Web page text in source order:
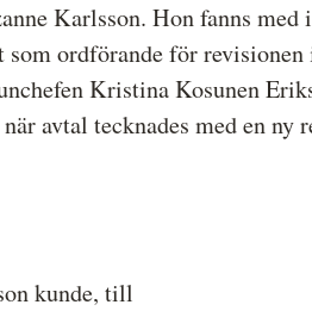
Karlsson. Hon fanns
som ordförande för
Kristina Kosunen
avtal tecknades med en ny
kunde, till